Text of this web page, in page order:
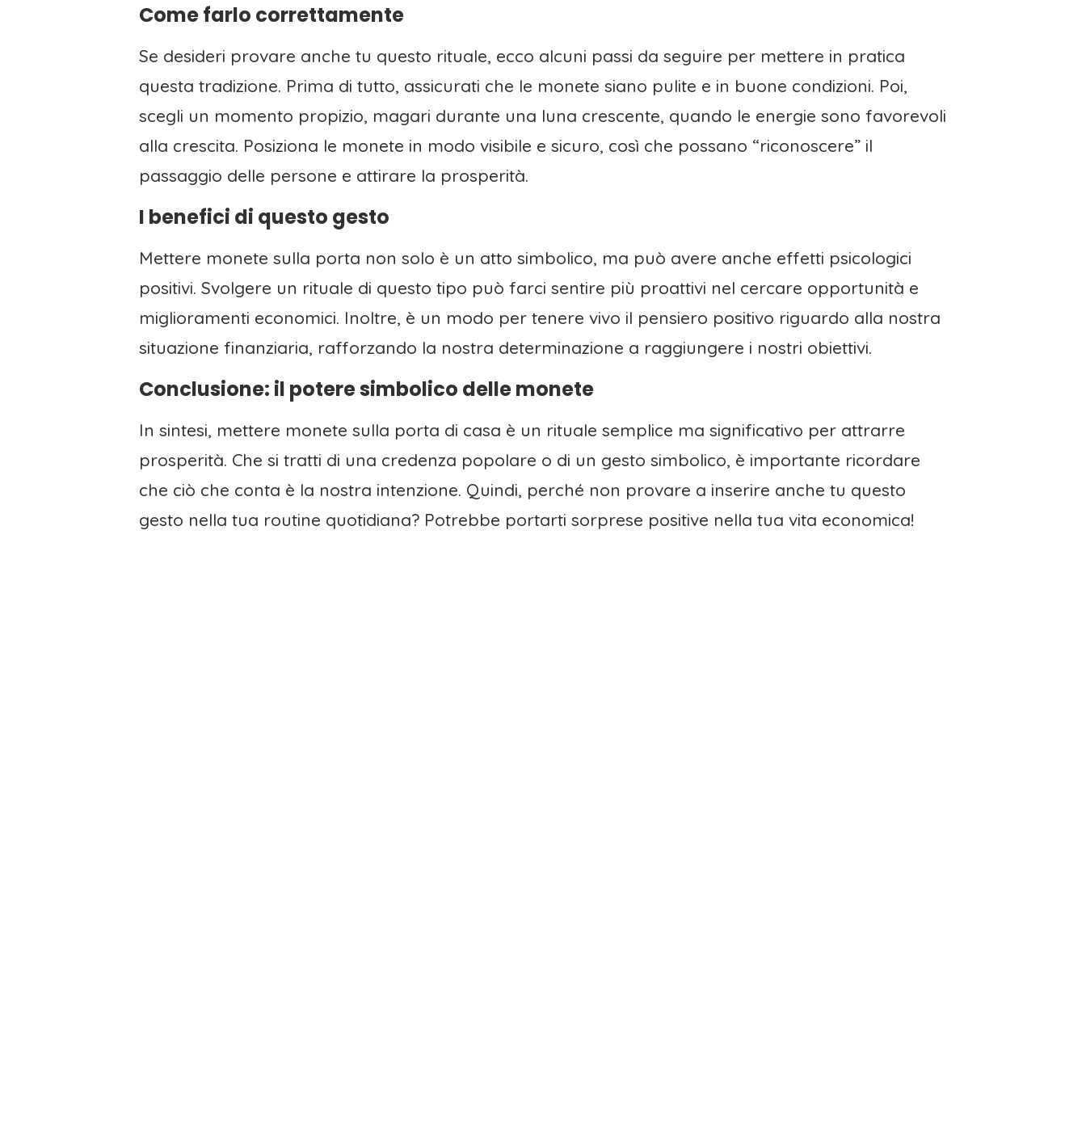
Come farlo correttamente
Se desideri provare anche tu questo rituale, ecco alcuni passi da seguire per mettere in pratica
questa tradizione. Prima di tutto, assicurati che le monete siano pulite e in buone condizioni. Poi,
scegli un momento propizio, magari durante una luna crescente, quando le energie sono favorevoli
alla crescita. Posiziona le monete in modo visibile e sicuro, così che possano “riconoscere” il
passaggio delle persone e attirare la prosperità.
I benefici di questo gesto
Mettere monete sulla porta non solo è un atto simbolico, ma può avere anche effetti psicologici
positivi. Svolgere un rituale di questo tipo può farci sentire più proattivi nel cercare opportunità e
miglioramenti economici. Inoltre, è un modo per tenere vivo il pensiero positivo riguardo alla nostra
situazione finanziaria, rafforzando la nostra determinazione a raggiungere i nostri obiettivi.
Conclusione: il potere simbolico delle monete
In sintesi, mettere monete sulla porta di casa è un rituale semplice ma significativo per attrarre
prosperità. Che si tratti di una credenza popolare o di un gesto simbolico, è importante ricordare
che ciò che conta è la nostra intenzione. Quindi, perché non provare a inserire anche tu questo
gesto nella tua routine quotidiana? Potrebbe portarti sorprese positive nella tua vita economica!